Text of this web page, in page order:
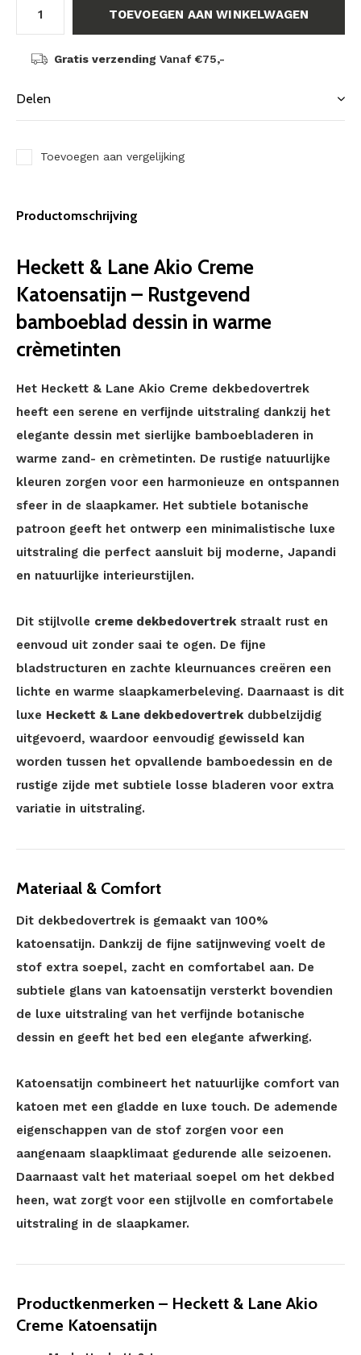
TOEVOEGEN AAN WINKELWAGEN
Gratis verzending Vanaf €75,-
Delen
Toevoegen aan vergelijking
Productomschrijving
Heckett & Lane Akio Creme
Katoensatijn – Rustgevend
bamboeblad dessin in warme
crèmetinten
Het Heckett & Lane Akio Creme dekbedovertrek
heeft een serene en verfijnde uitstraling dankzij het
elegante dessin met sierlijke bamboebladeren in
warme zand- en crèmetinten. De rustige natuurlijke
kleuren zorgen voor een harmonieuze en ontspannen
sfeer in de slaapkamer. Het subtiele botanische
patroon geeft het ontwerp een minimalistische luxe
uitstraling die perfect aansluit bij moderne, Japandi
en natuurlijke interieurstijlen.
Dit stijlvolle creme dekbedovertrekstraalt rust en
eenvoud uit zonder saai te ogen. De fijne
bladstructuren en zachte kleurnuances creëren een
lichte en warme slaapkamerbeleving. Daarnaast is dit
luxe Heckett & Lane dekbedovertrekdubbelzijdig
uitgevoerd, waardoor eenvoudig gewisseld kan
worden tussen het opvallende bamboedessin en de
rustige zijde met subtiele losse bladeren voor extra
variatie in uitstraling.
Materiaal & Comfort
Dit dekbedovertrek is gemaakt van 100%
katoensatijn. Dankzij de fijne satijnweving voelt de
stof extra soepel, zacht en comfortabel aan. De
subtiele glans van katoensatijn versterkt bovendien
de luxe uitstraling van het verfijnde botanische
dessin en geeft het bed een elegante afwerking.
Katoensatijn combineert het natuurlijke comfort van
katoen met een gladde en luxe touch. De ademende
eigenschappen van de stof zorgen voor een
aangenaam slaapklimaat gedurende alle seizoenen.
Daarnaast valt het materiaal soepel om het dekbed
heen, wat zorgt voor een stijlvolle en comfortabele
uitstraling in de slaapkamer.
Productkenmerken – Heckett & Lane Akio
Creme Katoensatijn